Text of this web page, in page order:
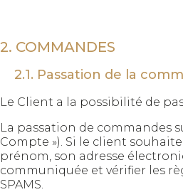
2. COMMANDES
2.1. Passation de la
Le Client a la possibilité de
La passation de commandes
Compte »). Si le client
prénom, son adresse
communiquée et vérifier les
SPAMS.